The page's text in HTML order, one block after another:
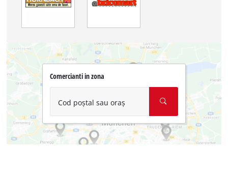
Comercianti in zona
Cod poștal sau oraș